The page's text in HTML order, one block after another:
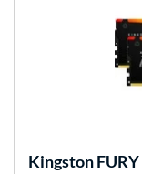
Kingston FURY